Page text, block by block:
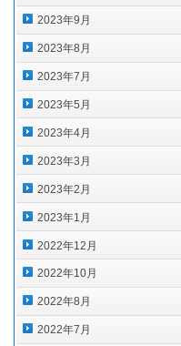
2023年9月
2023年8月
2023年7月
2023年5月
2023年4月
2023年3月
2023年2月
2023年1月
2022年12月
2022年10月
2022年8月
2022年7月